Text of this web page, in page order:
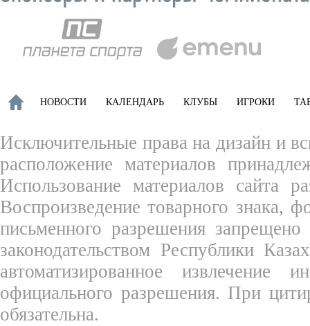
НОВОСТИ КАЛЕНДАРЬ КЛУБЫ ИГРОКИ
Исключительные права на дизайн и
расположение материалов
Использование материалов сайта
Воспроизведение товарного знака,
письменного разрешения
законодательством Республики
автоматизированное
официального разрешения. При
обязательна.